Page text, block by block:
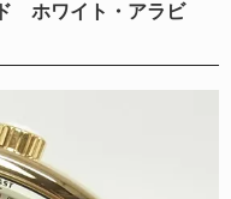
ホワイト・アラビ